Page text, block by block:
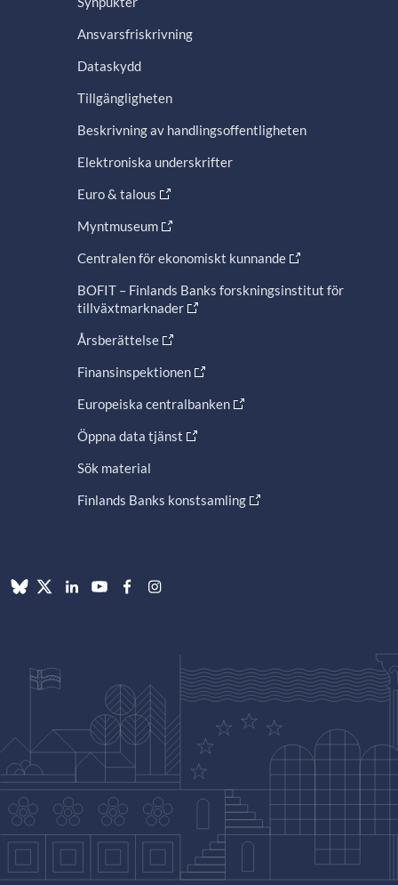
Ansvarsfriskrivning
Dataskydd
Tillgängligheten
Beskrivning av handlingsoffentligheten
Elektroniska underskrifter
Euro & talous
Myntmuseum
Centralen för ekonomiskt kunnande
BOFIT – Finlands Banks forskningsinstitut för
tillväxtmarknader
Årsberättelse
Finansinspektionen
Europeiska centralbanken
Öppna data tjänst
Sök material
Finlands Banks konstsamling